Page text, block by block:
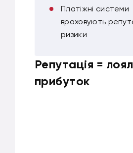
Платіжні системи
враховують
ризики
Репутація =
прибуток